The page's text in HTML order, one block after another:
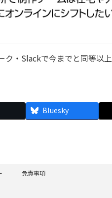
ク・Slackで今までと同等以
Bluesky
免責事項